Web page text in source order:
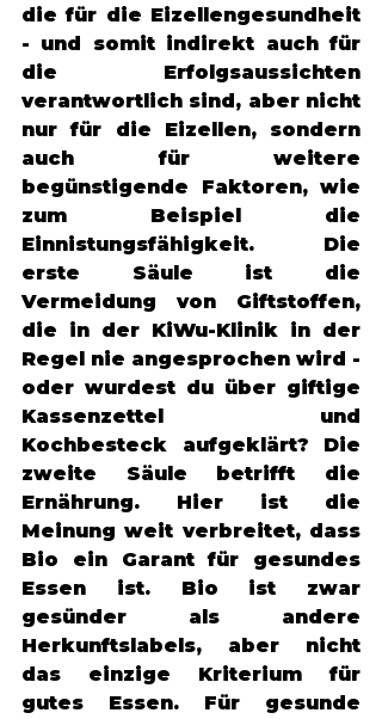
die für die Eizellengesundheit
- und somit indirekt auch für
die Erfolgsaussichten
verantwortlich sind, aber nicht
nur für die Eizellen, sondern
auch für weitere
begünstigende Faktoren, wie
zum Beispiel die
Einnistungsfähigkeit. Die
erste Säule ist die
Vermeidung von Giftstoffen,
die in der KiWu-Klinik in der
Regel nie angesprochen wird -
oder wurdest du über giftige
Kassenzettel und
Kochbesteck aufgeklärt? Die
zweite Säule betrifft die
Ernährung. Hier ist die
Meinung weit verbreitet, dass
Bio ein Garant für gesundes
Essen ist. Bio ist zwar
gesünder als andere
Herkunftslabels, aber nicht
das einzige Kriterium für
gutes Essen. Für gesunde